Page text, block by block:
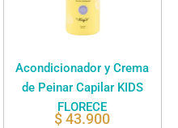
Acondicionador y Crema
de Peinar Capilar KIDS
FLORECE
$43.900